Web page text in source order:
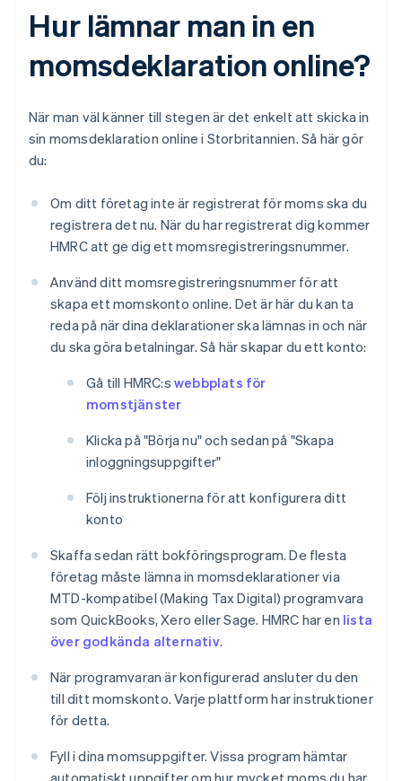
Hur lämnar man in en
momsdeklaration online?
När man väl känner till stegen är det enkelt att skicka in
sin momsdeklaration online i Storbritannien. Så här gör
du:
Om ditt företag inte är registrerat för moms ska du
registrera det nu. När du har registrerat dig kommer
HMRC att ge dig ett momsregistreringsnummer.
Använd ditt momsregistreringsnummer för att
skapa ett momskonto online. Det är här du kan ta
reda på när dina deklarationer ska lämnas in och när
du ska göra betalningar. Så här skapar du ett konto:
Gå till HMRC:s webbplats för
momstjänster
Klicka på "Börja nu" och sedan på "Skapa
inloggningsuppgifter"
Följ instruktionerna för att konfigurera ditt
konto
Skaffa sedan rätt bokföringsprogram. De flesta
företag måste lämna in momsdeklarationer via
MTD-kompatibel (Making Tax Digital) programvara
som QuickBooks, Xero eller Sage. HMRC har en lista
över godkända alternativ.
När programvaran är konfigurerad ansluter du den
till ditt momskonto. Varje plattform har instruktioner
för detta.
Fyll i dina momsuppgifter. Vissa program hämtar